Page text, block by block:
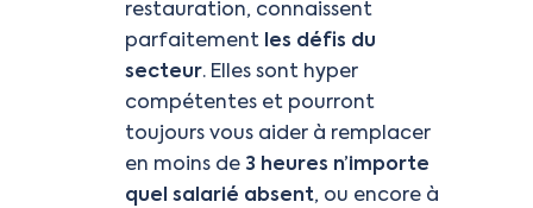
restauration, connaissent
parfaitement les défis du
secteur. Elles sont hyper
compétentes et pourront
toujours vous aider à remplacer
en moins de 3 heures n’importe
quel salarié absent, ou encore à